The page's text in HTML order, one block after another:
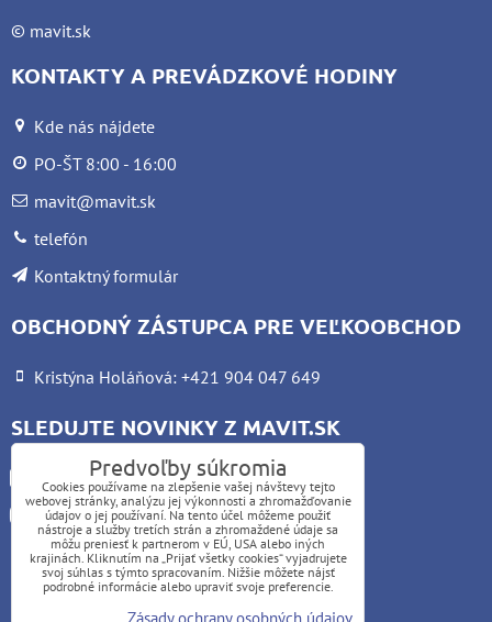
© mavit.sk
KONTAKTY A PREVÁDZKOVÉ HODINY
Kde nás nájdete
PO-ŠT 8:00 - 16:00
mavit@mavit.sk
telefón
Kontaktný formulár
OBCHODNÝ ZÁSTUPCA PRE VEĽKOOBCHOD
Kristýna Holáňová: +421 904 047 649
SLEDUJTE NOVINKY Z MAVIT.SK
Facebook
Instagram
UPOZORNENIE:
Platba kartou nie je možná
Predvoľby súkromia
Cookies používame na zlepšenie vašej návštevy tejto
webovej stránky, analýzu jej výkonnosti a zhromažďovanie
údajov o jej používaní. Na tento účel môžeme použiť
nástroje a služby tretích strán a zhromaždené údaje sa
môžu preniesť k partnerom v EÚ, USA alebo iných
krajinách. Kliknutím na „Prijať všetky cookies“ vyjadrujete
svoj súhlas s týmto spracovaním. Nižšie môžete nájsť
podrobné informácie alebo upraviť svoje preferencie.